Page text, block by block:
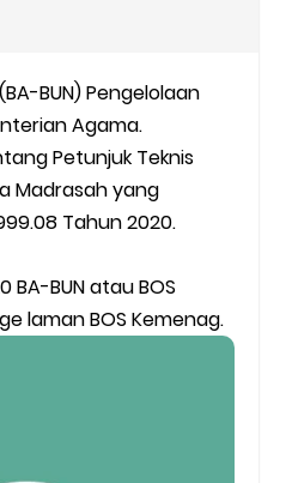
2026
Pendidik Guru Madrasah
BUN) Pengelolaan
Agama.
Petunjuk Teknis
Madrasah yang
Tahun 2020.
BUN atau BOS
laman BOS Kemenag.